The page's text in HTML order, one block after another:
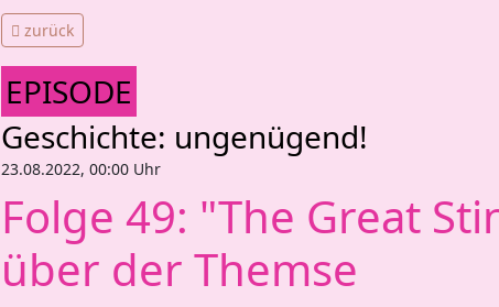
zurück
EPISODE
Geschichte: ungenügend!
23.08.2022, 00:00 Uhr
Folge 49: "The Great
über der Themse